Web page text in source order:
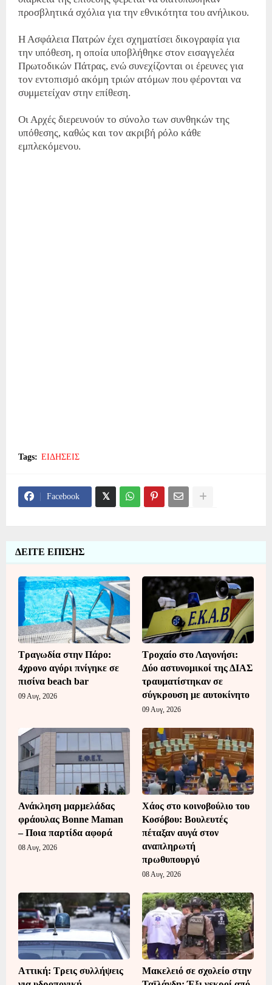
προσβλητικά σχόλια για την εθνικότητα του ανήλικου.
Η Ασφάλεια Πατρών έχει σχηματίσει δικογραφία για
την υπόθεση, η οποία υποβλήθηκε στον εισαγγελέα
Πρωτοδικών Πάτρας, ενώ συνεχίζονται οι έρευνες για
τον εντοπισμό ακόμη τριών ατόμων που φέρονται να
συμμετείχαν στην επίθεση.
Οι Αρχές διερευνούν το σύνολο των συνθηκών της
υπόθεσης, καθώς και τον ακριβή ρόλο κάθε
εμπλεκόμενου.
Tags: ΕΙΔΗΣΕΙΣ
Facebook
ΔΕΙΤΕ ΕΠΙΣΗΣ
Τραγωδία στην Πάρο:
4χρονο αγόρι πνίγηκε σε
πισίνα beach bar
09 Αυγ, 2026
Τροχαίο στο Λαγονήσι:
Δύο αστυνομικοί της ΔΙΑΣ
τραυματίστηκαν σε
σύγκρουση με αυτοκίνητο
09 Αυγ, 2026
Ανάκληση μαρμελάδας
φράουλας Bonne Maman
– Ποια παρτίδα αφορά
08 Αυγ, 2026
Χάος στο κοινοβούλιο του
Κοσόβου: Βουλευτές
πέταξαν αυγά στον
αναπληρωτή
πρωθυπουργό
08 Αυγ, 2026
Αττική: Τρεις συλλήψεις
Μακελειό σε σχολείο στην